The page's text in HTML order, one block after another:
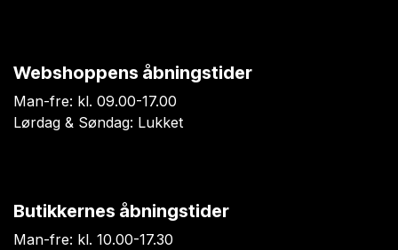
Webshoppens åbningstider
Man-fre: kl. 09.00-17.00
Lørdag & Søndag: Lukket
Butikkernes åbningstider
Man-fre: kl. 10.00-17.30